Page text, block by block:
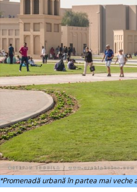
*Promenadă urbană în partea mai